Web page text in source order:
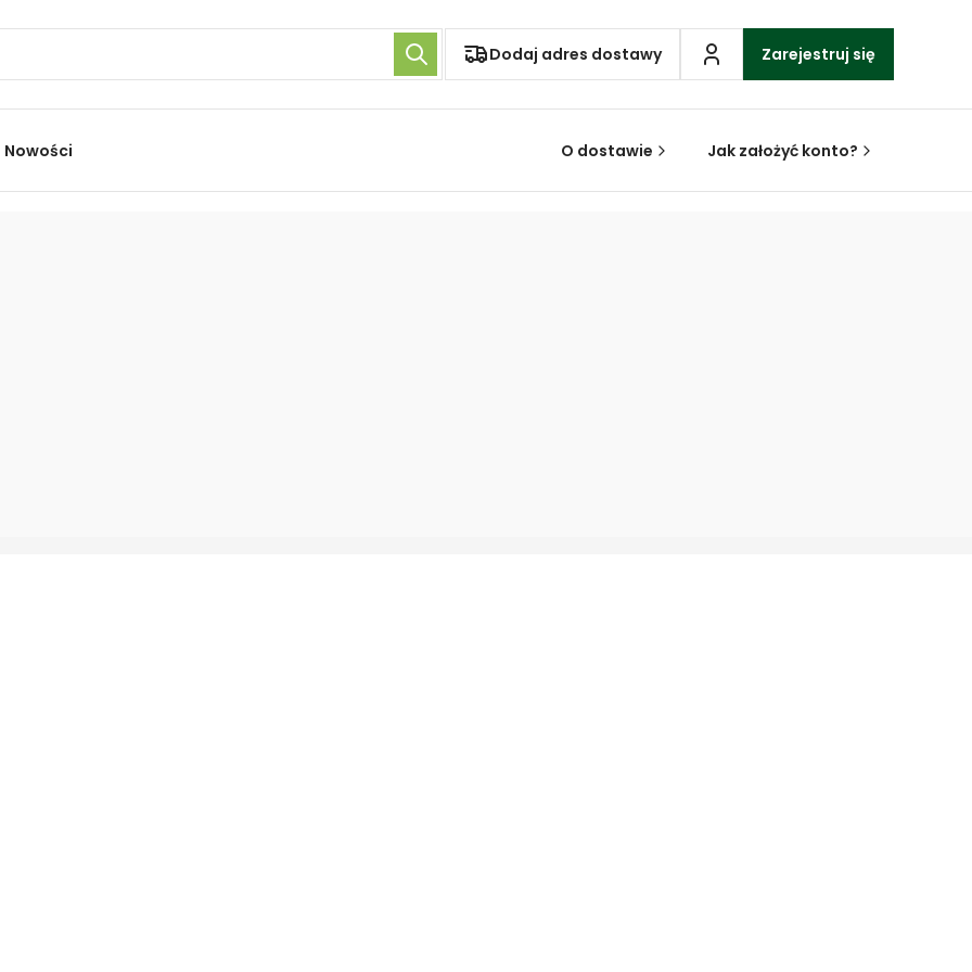
Dodaj adres dostawy Zarejestruj się
Nowości O dostawie Jak założyć konto?